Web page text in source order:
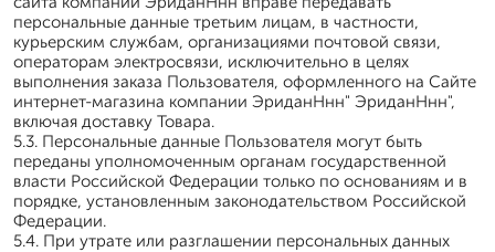
персональные данные третьим лицам, в частности,
курьерским службам, организациями почтовой связи,
операторам электросвязи, исключительно в целях
выполнения заказа Пользователя, оформленного на Сайте
интернет-магазина компании ЭриданНнн" ЭриданНнн",
включая доставку Товара.
5.3. Персональные данные Пользователя могут быть
переданы уполномоченным органам государственной
власти Российской Федерации только по основаниям и в
порядке, установленным законодательством Российской
Федерации.
5.4. При утрате или разглашении персональных данных